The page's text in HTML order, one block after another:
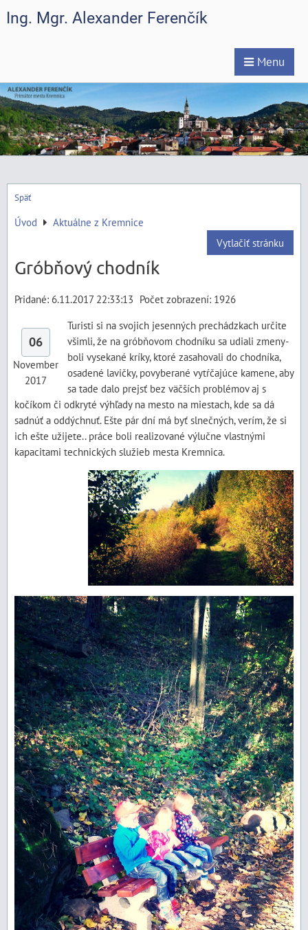
Ing. Mgr. Alexander Ferenčík
Menu
Späť
Úvod
Aktuálne z Kremnice
Vytlačiť stránku
Gróbňový chodník
Pridané: 6.11.2017 22:33:13 Počet zobrazení: 1926
06
November
2017
Turisti si na svojich jesenných prechádzkach určite
všimli, že na gróbňovom chodníku sa udiali zmeny-
boli vysekané kríky, ktoré zasahovali do chodníka,
osadené lavičky, povyberané vytŕčajúce kamene, aby
sa tade dalo prejsť bez väčších problémov aj s
kočíkom či odkryté výhľady na mesto na miestach, kde sa dá
sadnúť a oddýchnuť. Ešte pár dní má byť slnečných, verím, že si
ich ešte užijete.. práce boli realizované výlučne vlastnými
kapacitami technických služieb mesta Kremnica.